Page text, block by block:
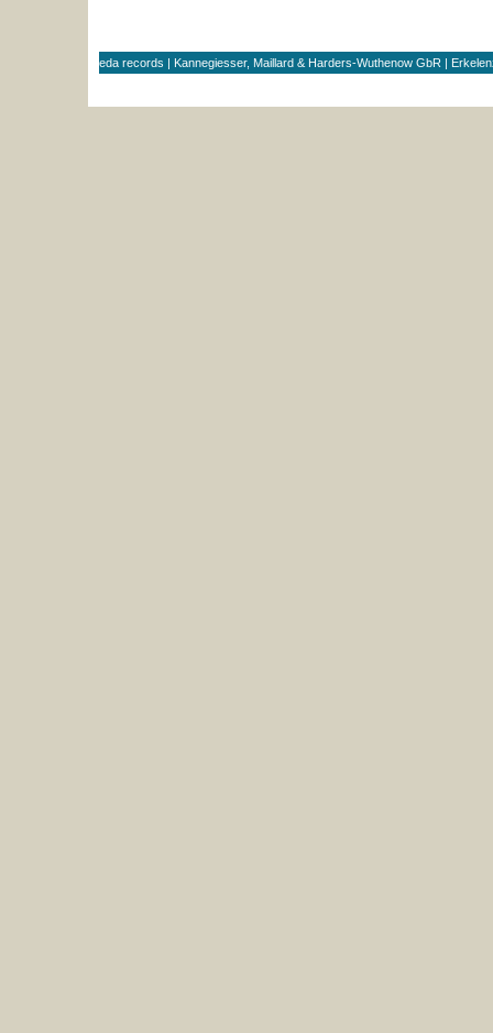
eda records | Kannegiesser, Maillard & Harders-Wuthenow GbR |